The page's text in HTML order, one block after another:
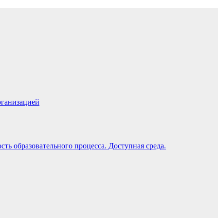
образовательного процесса. Доступная среда.